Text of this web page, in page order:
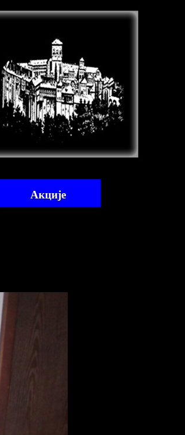
Акције